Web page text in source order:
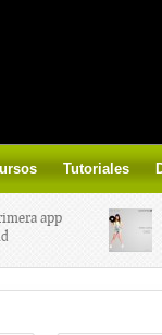
Tutoriales
app